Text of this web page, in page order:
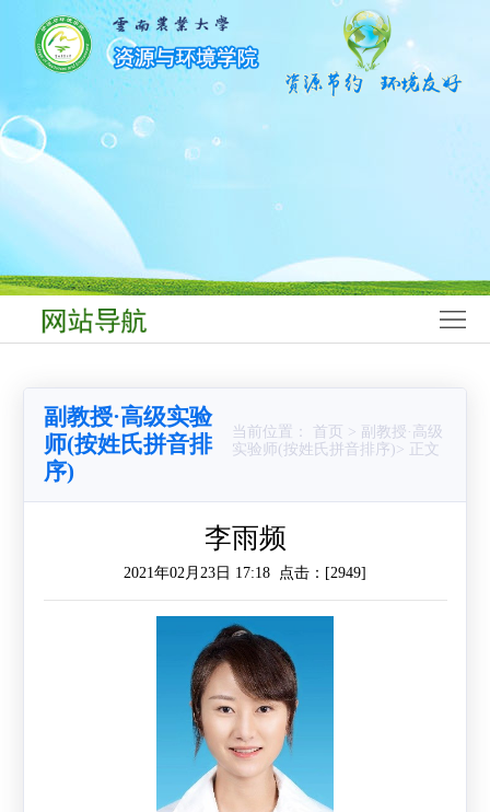
首
院
师
伍
建
科
研
副教授·高级实验
师(按姓氏拼音排
序)
当前位置： 首页 > 副教授·高级
实验师(按姓氏拼音排序)> 正文
李雨频
2021年02月23日 17:18 点击：[2949]